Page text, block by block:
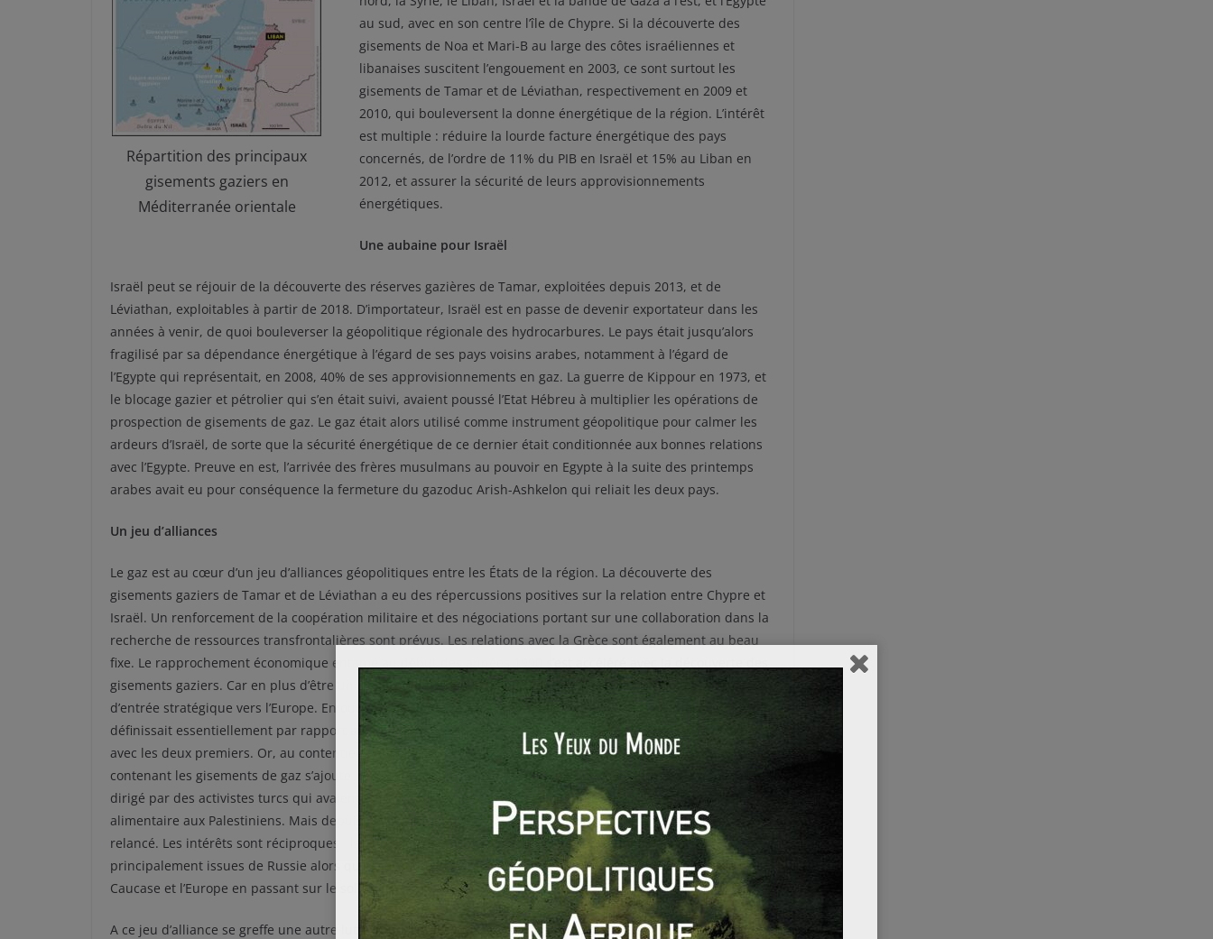
Répartition des principaux
gisements gaziers en
Méditerranée orientale
au sud, avec en son centre l’île de Chypre. Si la découverte des
gisements de Noa et Mari-B au large des côtes israéliennes et
libanaises suscitent l’engouement en 2003, ce sont surtout les
gisements de Tamar et de Léviathan, respectivement en 2009 et
2010, qui bouleversent la donne énergétique de la région. L’intérêt
est multiple : réduire la lourde facture énergétique des pays
concernés, de l’ordre de 11% du PIB en Israël et 15% au Liban en
2012, et assurer la sécurité de leurs approvisionnements
énergétiques.
Une aubaine pour Israël
Israël peut se réjouir de la découverte des réserves gazières de Tamar, exploitées depuis 2013, et de
Léviathan, exploitables à partir de 2018. D’importateur, Israël est en passe de devenir exportateur dans les
années à venir, de quoi bouleverser la géopolitique régionale des hydrocarbures. Le pays était jusqu’alors
fragilisé par sa dépendance énergétique à l’égard de ses pays voisins arabes, notamment à l’égard de
l’Egypte qui représentait, en 2008, 40% de ses approvisionnements en gaz. La guerre de Kippour en 1973, et
le blocage gazier et pétrolier qui s’en était suivi, avaient poussé l’Etat Hébreu à multiplier les opérations de
prospection de gisements de gaz. Le gaz était alors utilisé comme instrument géopolitique pour calmer les
ardeurs d’Israël, de sorte que la sécurité énergétique de ce dernier était conditionnée aux bonnes relations
avec l’Egypte. Preuve en est, l’arrivée des frères musulmans au pouvoir en Egypte à la suite des printemps
arabes avait eu pour conséquence la fermeture du gazoduc Arish-Ashkelon qui reliait les deux pays.
Un jeu d’alliances
Le gaz est au cœur d’un jeu d’alliances géopolitiques entre les États de la région. La découverte des
gisements gaziers de Tamar et de Léviathan a eu des répercussions positives sur la relation entre Chypre et
Israël. Un renforcement de la coopération militaire et des négociations portant sur une collaboration dans la
recherche de ressources transfrontalières sont prévus. Les relations avec la Grèce sont également au beau
fixe. Le rapprochement économique entamé au début des années 1990 s’est accéléré avec la découverte des
gisements gaziers. Car en plus d’être un client potentiel pour l’exportation, la Grèce constitue une porte
d’entrée stratégique vers l’Europe. En outre, la position de la Grèce et de Chypre vis-à-vis d’Israël se
définissait essentiellement par rapport aux relations étroites que cet État nouait avec la Turquie, en froid
avec les deux premiers. Or, au contentieux qui oppose les deux pays sur la délimitation des zones maritimes
contenant les gisements de gaz s’ajoute le torpillage par l’armée israélienne du Mavi Marmara, un bateau
dirigé par des activistes turcs qui avaient tenté de forcer le blocus israélien pour fournir une aide
alimentaire aux Palestiniens. Mais depuis 2013, à l’initiative des Etats-Unis, le dialogue israélo-turc est
relancé. Les intérêts sont réciproques : la Turquie cherche à diversifier ses importations de gaz
principalement issues de Russie alors qu’Israël souhaite raccorder son réseau de pipelines à celui reliant le
Caucase et l’Europe en passant sur le sol turc.
A ce jeu d’alliance se greffe une autre lutte opposant les puissances internationales. L’Europe, qui souhaite